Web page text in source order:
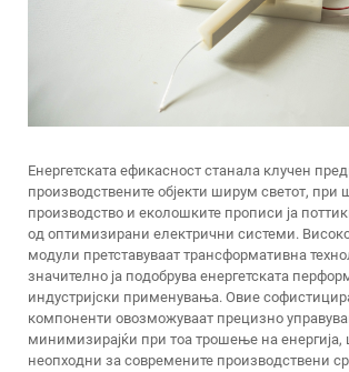
Енергетската ефикасност станала клучен
производствените објекти ширум светот, при
производство и еколошките прописи ја
од оптимизирани електрични системи.
модули претставуваат трансформативна
значително ја подобрува енергетската
индустријски применувања. Овие
компоненти овозможуваат прецизно
минимизирајќи при тоа трошење на енергија,
неопходни за современите производствени